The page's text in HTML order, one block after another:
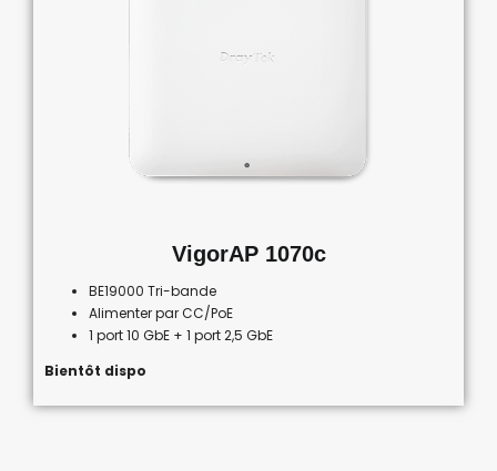
VigorAP 1070c
BE19000 Tri-bande
Alimenter par CC/PoE
1 port 10 GbE + 1 port 2,5 GbE
Bientôt dispo